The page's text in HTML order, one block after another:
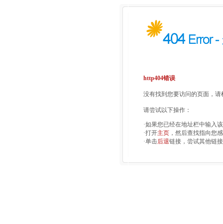
http404错误
没有找到您要访问的页面，
请尝试以下操作：
·如果您已经在地址栏中输入
·打开主页 ，然后查找指向您
·单击后退链接，尝试其他链